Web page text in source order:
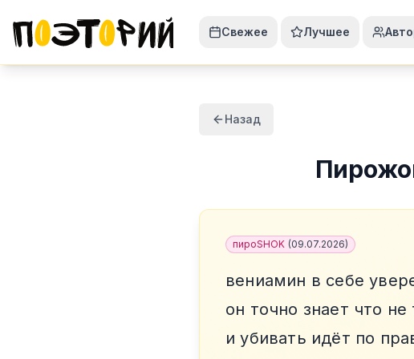
Свежее Лучшее
Назад
пироSHOK (09.07.2026)
вениамин в себе
он точно знает что не
и убивать идёт по